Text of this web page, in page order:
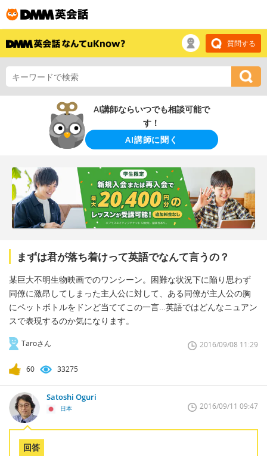
質問する
AI講師ならいつでも相談可能で
す！
AI講師に聞く
まずは君が落ち着けって英語でなんて言うの？
某巨大不明生物映画でのワンシーン。困難な状況下に陥り思わず
同僚に激昂してしまった主人公に対して、ある同僚が主人公の胸
にペットボトルをドンど当ててこの一言…英語ではどんなニュアン
スで表現するのか気になります。
Taroさん 2016/09/08 11:29
60 33275
Satoshi Oguri
日本 2016/09/11 09:47
回答